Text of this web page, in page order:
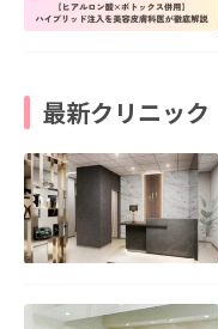
最新クリニック